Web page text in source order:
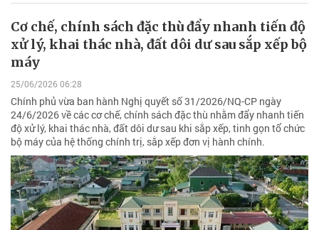
Cơ chế, chính sách đặc thù đẩy nhanh tiến độ
xử lý, khai thác nhà, đất dôi dư sau sắp xếp bộ
máy
25/06/2026 06:28
Chính phủ vừa ban hành Nghị quyết số 31/2026/NQ-CP ngày
24/6/2026 về các cơ chế, chính sách đặc thù nhằm đẩy nhanh tiến
độ xử lý, khai thác nhà, đất dôi dư sau khi sắp xếp, tinh gọn tổ chức
bộ máy của hệ thống chính trị, sắp xếp đơn vị hành chính.